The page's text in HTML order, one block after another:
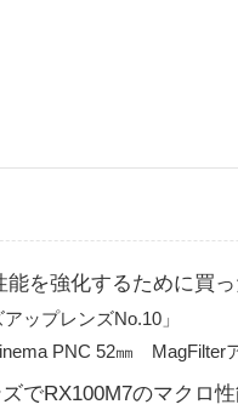
能を強化するために買っ
ップレンズNo.10」
PNC 52㎜ MagFilter
でRX100M7のマクロ性